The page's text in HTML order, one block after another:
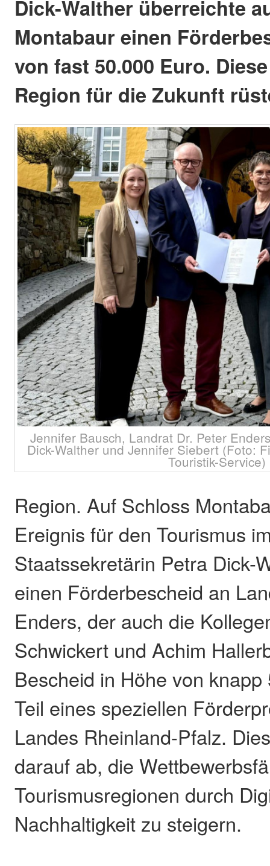
Dick-Walther überreichte
Montabaur einen
von fast 50.000 Euro.
Region für die Zukunft
Jennifer Bausch, Landrat Dr. Peter
Dick-Walther und Jennifer Siebert (Foto:
Touristik-Service)
Region. Auf Schloss
Ereignis für den Tourismus
Staatssekretärin Petra Dick-
einen Förderbescheid an
Enders, der auch die
Schwickert und Achim
Bescheid in Höhe von
Teil eines speziellen
Landes Rheinland-Pfalz.
darauf ab, die
Tourismusregionen durch
Nachhaltigkeit zu steigern.